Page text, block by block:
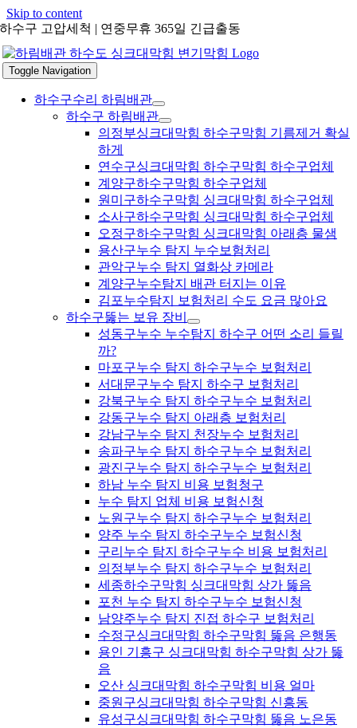
Skip to content
하수구 고압세척 | 연중무휴 365일 긴급출동
Toggle Navigation
하수구수리 하림배관
하수구 하림배관
의정부싱크대막힘 하수구막힘 기름제거 확실
하게
연수구싱크대막힘 하수구막힘 하수구업체
계양구하수구막힘 하수구업체
원미구하수구막힘 싱크대막힘 하수구업체
소사구하수구막힘 싱크대막힘 하수구업체
오정구하수구막힘 싱크대막힘 아래층 물샘
용산구누수 탐지 누수보험처리
관악구누수 탐지 열화상 카메라
계양구누수탐지 배관 터지는 이유
김포누수탐지 보험처리 수도 요금 많아요
하수구뚫는 보유 장비
성동구누수 누수탐지 하수구 어떤 소리 들릴
까?
마포구누수 탐지 하수구누수 보험처리
서대문구누수 탐지 하수구 보험처리
강북구누수 탐지 하수구누수 보험처리
강동구누수 탐지 아래층 보험처리
강남구누수 탐지 천장누수 보험처리
송파구누수 탐지 하수구누수 보험처리
광진구누수 탐지 하수구누수 보험처리
하남 누수 탐지 비용 보험청구
누수 탐지 업체 비용 보험신청
노원구누수 탐지 하수구누수 보험처리
양주 누수 탐지 하수구누수 보험신청
구리누수 탐지 하수구누수 비용 보험처리
의정부누수 탐지 하수구누수 보험처리
세종하수구막힘 싱크대막힘 상가 뚫음
포천 누수 탐지 하수구누수 보험신청
남양주누수 탐지 진접 하수구 보험처리
수정구싱크대막힘 하수구막힘 뚫음 은행동
용인 기흥구 싱크대막힘 하수구막힘 상가 뚫
음
오산 싱크대막힘 하수구막힘 비용 얼마
중원구싱크대막힘 하수구막힘 신흥동
유성구싱크대막힘 하수구막힘 뚫음 노은동